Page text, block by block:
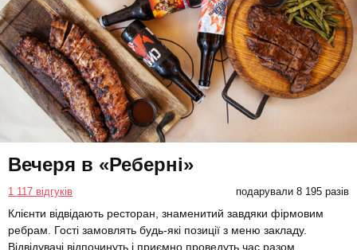
Вечеря в «Реберні»
1 117 відгуків подарували 8 195 разів
Клієнти відвідають ресторан, знаменитий завдяки фірмовим
ребрам. Гості замовлять будь-які позиції з меню закладу.
Відвідувачі відпочинуть і приємно проведуть час разом.